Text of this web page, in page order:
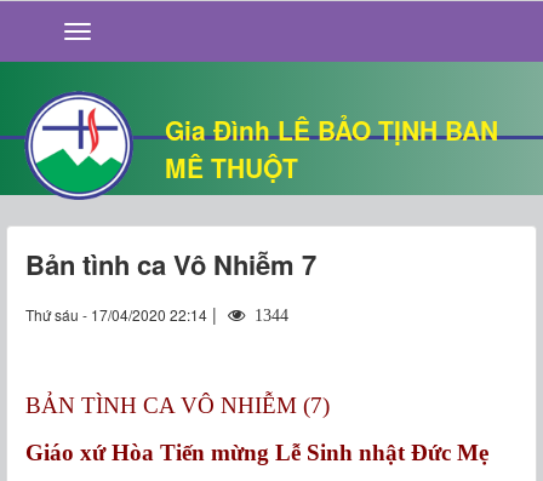
Gia Đình LÊ BẢO TỊNH BAN
MÊ THUỘT
GIỚI THIỆU
TIN TỨC
SỐNG ĐẠO
CHUYỆN NHÀ
QUÁN VĂN
THƯ GIÃN
Bản tình ca Vô Nhiễm 7
Thứ sáu - 17/04/2020 22:14 | 1344
BẢN TÌNH CA VÔ NHIỄM (7)
Giáo xứ Hòa Tiến mừng Lễ Sinh nhật Đức Mẹ